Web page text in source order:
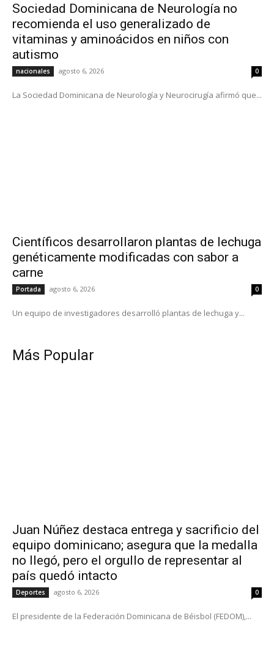
Sociedad Dominicana de Neurología no
recomienda el uso generalizado de
vitaminas y aminoácidos en niños con
autismo
nacionales agosto 6, 2026 0
La Sociedad Dominicana de Neurología y Neurocirugía afirmó que...
Científicos desarrollaron plantas de lechuga
genéticamente modificadas con sabor a
carne
Portada agosto 6, 2026 0
Un equipo de investigadores desarrolló plantas de lechuga y...
Más Popular
Juan Núñez destaca entrega y sacrificio del
equipo dominicano; asegura que la medalla
no llegó, pero el orgullo de representar al
país quedó intacto
Deportes agosto 6, 2026 0
El presidente de la Federación Dominicana de Béisbol (FEDOM),...